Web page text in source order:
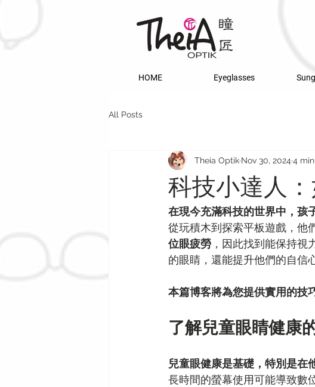
HOME Eyeglasses
All Posts
科技小達人
Theia Optik Nov 30, 2024 4
在現今充滿科技的世界中，孩
從玩積木到探索平板遊戲，他
位眼疲勞 ，因此找到能保持
的眼睛，還能提升他們的自信
本篇博客將為您提供實用的技
了解兒童眼睛健康
兒童眼健康是基礎，特別是在
長時間的螢幕使用可能導致數